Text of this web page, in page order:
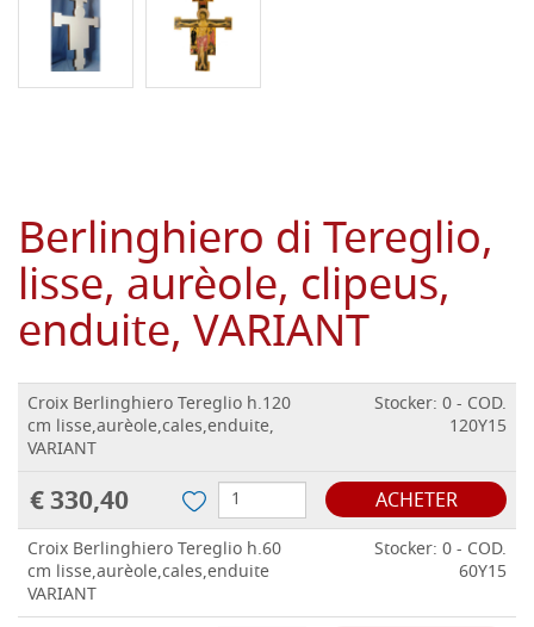
Berlinghiero di Tereglio,
lisse, aurèole, clipeus,
enduite, VARIANT
Croix Berlinghiero Tereglio h.120
cm lisse,aurèole,cales,enduite,
VARIANT
Stocker: 0 - COD.
120Y15
€ 330,40 ACHETER
Croix Berlinghiero Tereglio h.60
cm lisse,aurèole,cales,enduite
VARIANT
Stocker: 0 - COD.
60Y15